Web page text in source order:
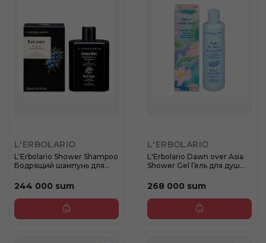
L'ERBOLARIO
L'Erbolario Shower Shampoo
Бодрящий шампунь для
244 000 sum
L'ERBOLARIO
L'Erbolario Dawn over Asia
Shower Gel Гель для душ...
268 000 sum